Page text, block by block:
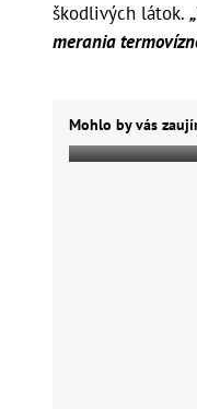
škodlivých látok.
merania
Mohlo by vás